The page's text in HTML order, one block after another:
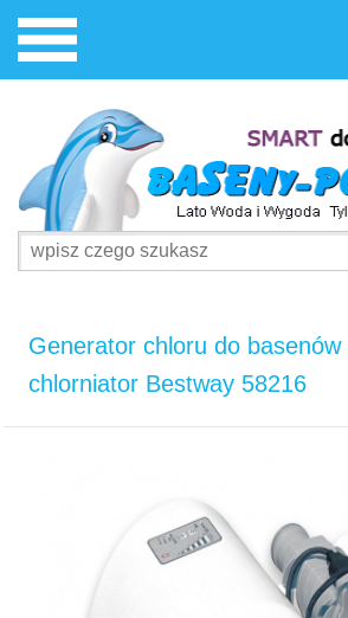
Generator chloru do basenów
chlorniator Bestway 58216